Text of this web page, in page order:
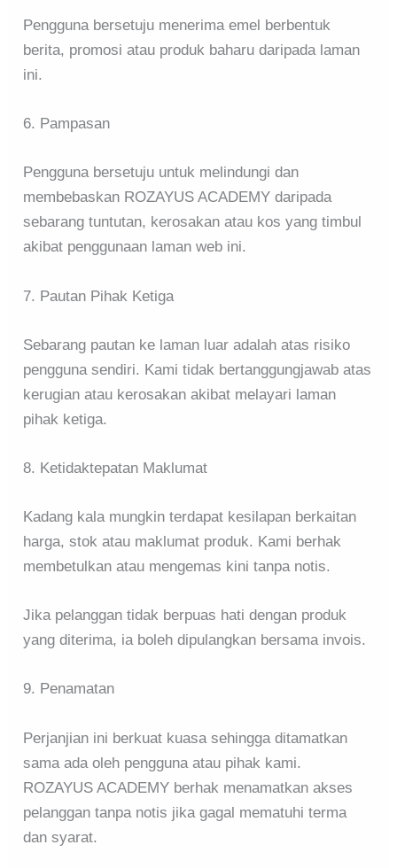
Pengguna bersetuju menerima emel berbentuk
berita, promosi atau produk baharu daripada laman
ini.
6. Pampasan
Pengguna bersetuju untuk melindungi dan
membebaskan ROZAYUS ACADEMY daripada
sebarang tuntutan, kerosakan atau kos yang timbul
akibat penggunaan laman web ini.
7. Pautan Pihak Ketiga
Sebarang pautan ke laman luar adalah atas risiko
pengguna sendiri. Kami tidak bertanggungjawab atas
kerugian atau kerosakan akibat melayari laman
pihak ketiga.
8. Ketidaktepatan Maklumat
Kadang kala mungkin terdapat kesilapan berkaitan
harga, stok atau maklumat produk. Kami berhak
membetulkan atau mengemas kini tanpa notis.
Jika pelanggan tidak berpuas hati dengan produk
yang diterima, ia boleh dipulangkan bersama invois.
9. Penamatan
Perjanjian ini berkuat kuasa sehingga ditamatkan
sama ada oleh pengguna atau pihak kami.
ROZAYUS ACADEMY berhak menamatkan akses
pelanggan tanpa notis jika gagal mematuhi terma
dan syarat.